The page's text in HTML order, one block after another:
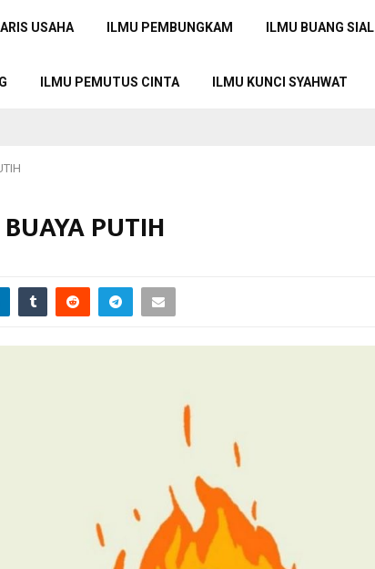
USAHA ILMU PEMBUNGKAM ILMU BUANG SIAL
ILMU PEMUTUS CINTA ILMU KUNCI SYAHWAT
PUTIH